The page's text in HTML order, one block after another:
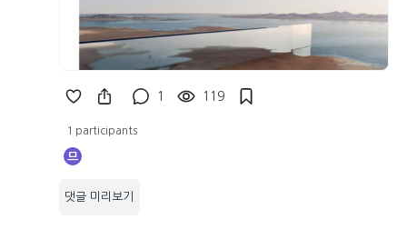
1 119
1 participants
므
댓글 미리보기